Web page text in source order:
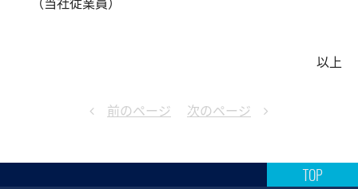
（当社従業員）
以上
前のページ 次のページ
TOP